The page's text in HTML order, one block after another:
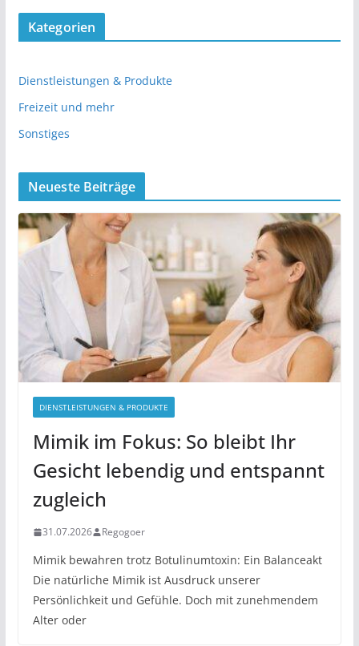
Kategorien
Dienstleistungen & Produkte
Freizeit und mehr
Sonstiges
Neueste Beiträge
DIENSTLEISTUNGEN & PRODUKTE
Mimik im Fokus: So bleibt Ihr
Gesicht lebendig und entspannt
zugleich
31.07.2026 Regogoer
Mimik bewahren trotz Botulinumtoxin: Ein Balanceakt
Die natürliche Mimik ist Ausdruck unserer
Persönlichkeit und Gefühle. Doch mit zunehmendem
Alter oder